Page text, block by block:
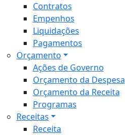
Contratos
Empenhos
Liquidações
Pagamentos
Orçamento
Ações de Governo
Orçamento da Despesa
Orçamento da Receita
Programas
Receitas
Receita